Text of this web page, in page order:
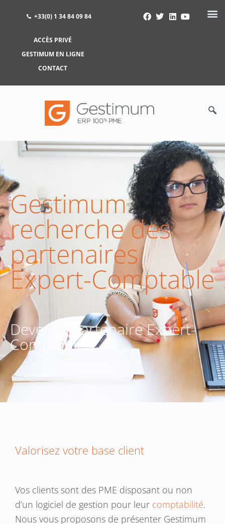
ACCÈS PRIVÉ
GESTIMUM EN LIGNE
CONTACT
+33(0) 1 34 84 09 84
Gestimum
recherche des
partenaires
Expert-Comptable
Devenez partenaire Expert-
Comptable
Valorisez votre base client
Vos clients sont des PME disposant ou non
d’un logiciel de gestion pour leur comptabilité.
Nous vous proposons de présenter Gestimum